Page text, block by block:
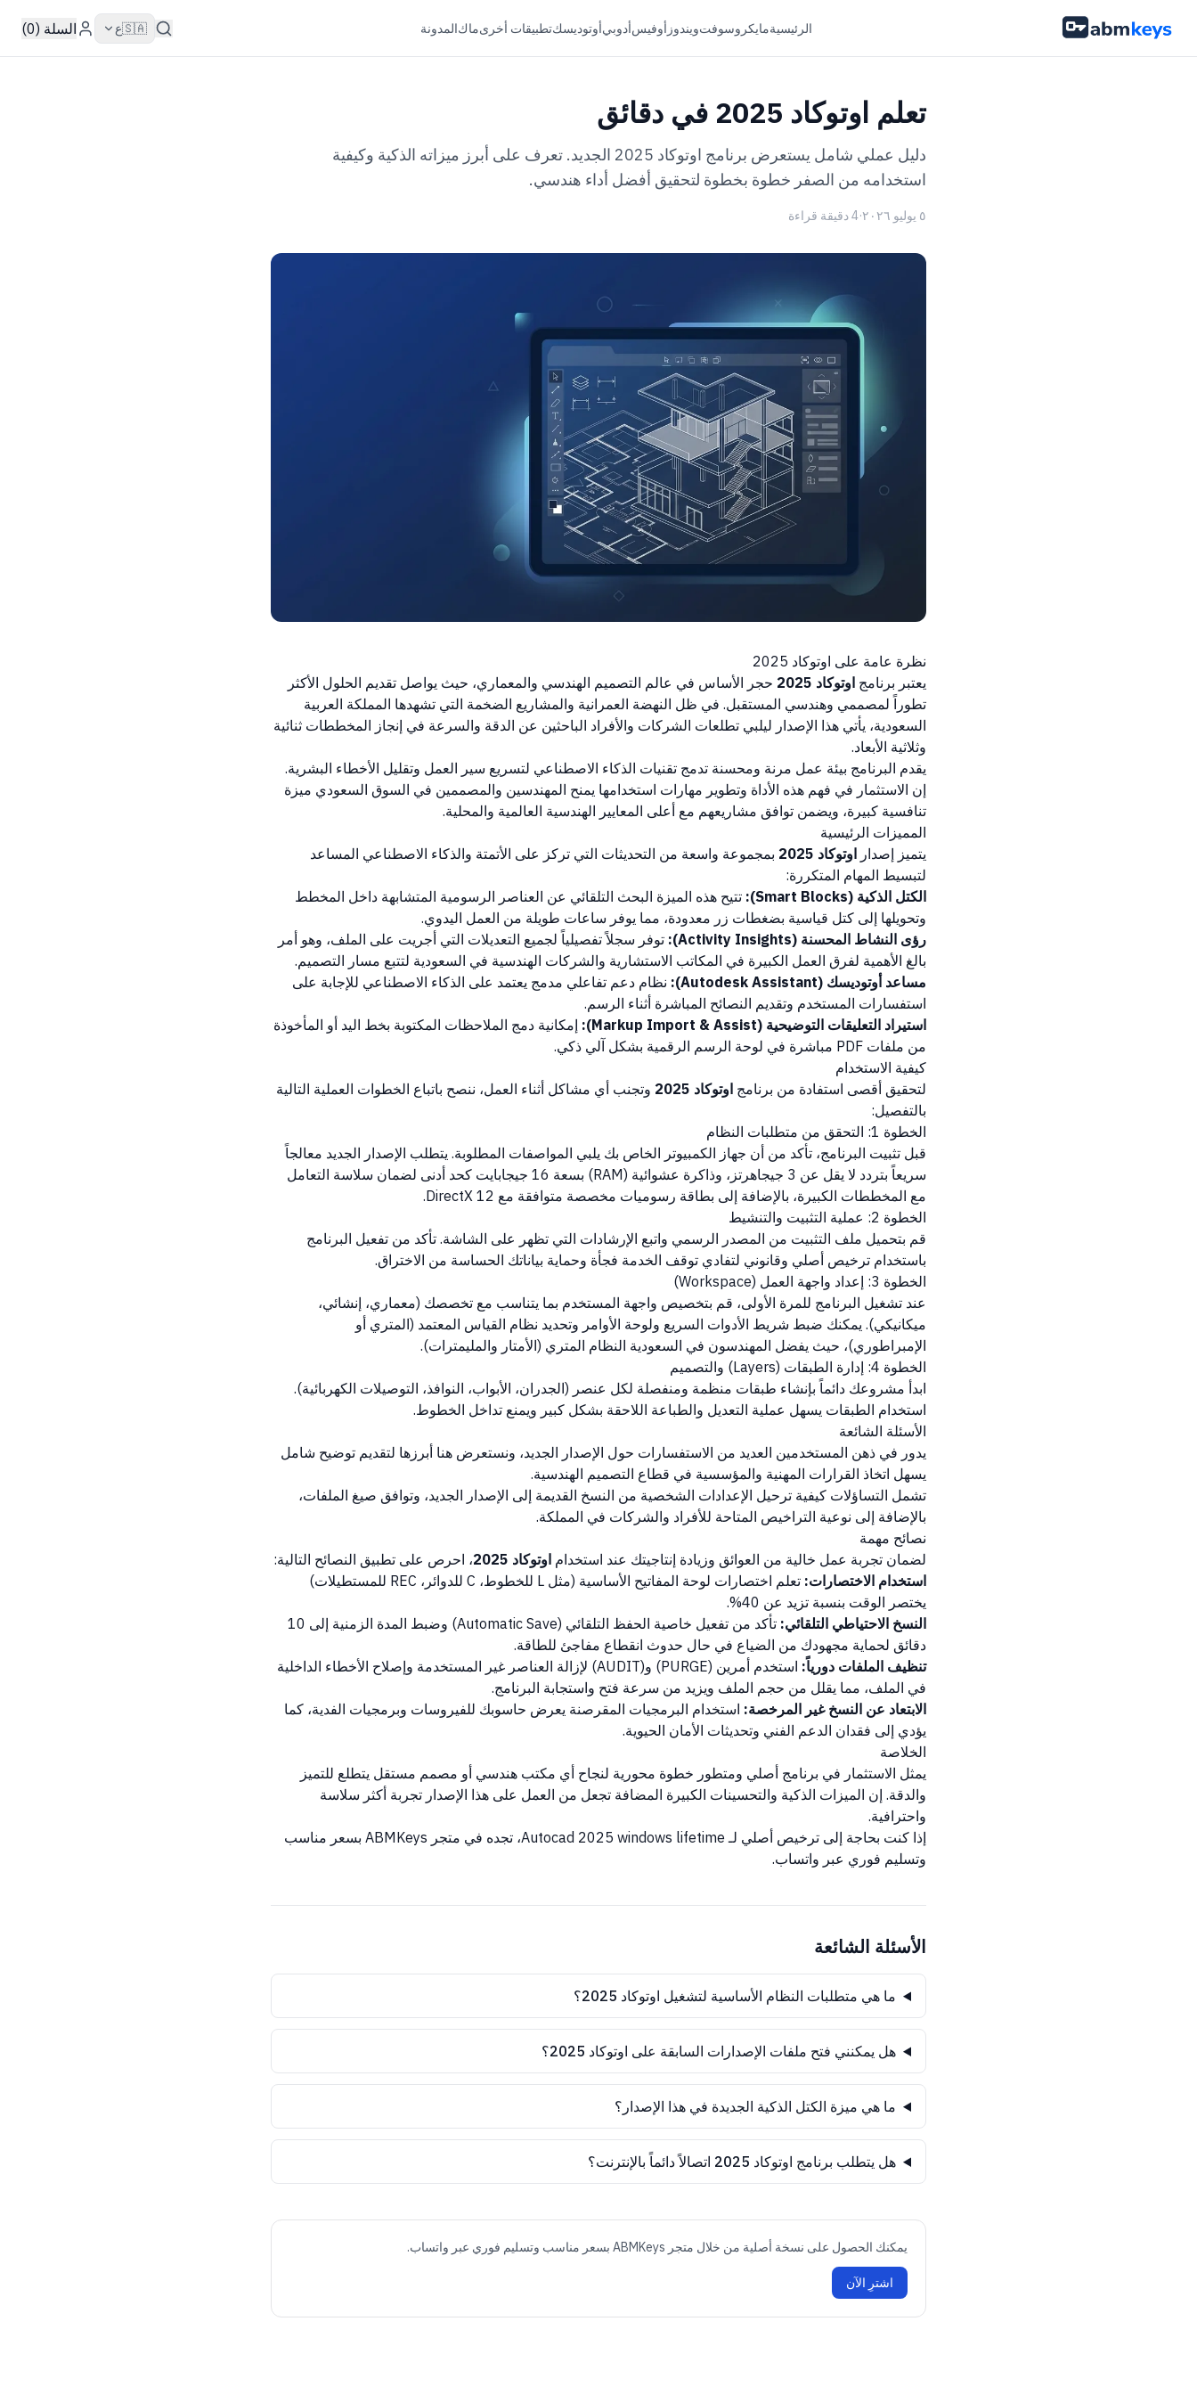
الرئيسيةمايكروسوفتويندوز أوفيسأدوبيأوتوديسكتطبيقات أخرىماكالمدونة 🇸🇦ع السلة (0)
تعلم اوتوكاد 2025 في دقائق
دليل عملي شامل يستعرض برنامج اوتوكاد 2025 الجديد. تعرف على أبرز ميزاته الذكية وكيفية
استخدامه من الصفر خطوة بخطوة لتحقيق أفضل أداء هندسي.
٥ يوليو ٢٠٢٦ ·4 دقيقة قراءة
نظرة عامة على اوتوكاد 2025
يعتبر برنامج اوتوكاد 2025
حجر الأساس في عالم التصميم الهندسي والمعماري، حيث يواصل تقديم الحلول الأكثر
تطوراً لمصممي وهندسي المستقبل. في ظل النهضة العمرانية والمشاريع الضخمة التي تشهدها المملكة العربية
السعودية، يأتي هذا الإصدار ليلبي تطلعات الشركات والأفراد الباحثين عن الدقة والسرعة في إنجاز المخططات ثنائية
وثلاثية الأبعاد.
يقدم البرنامج بيئة عمل مرنة ومحسنة تدمج تقنيات الذكاء الاصطناعي لتسريع سير العمل وتقليل الأخطاء البشرية.
إن الاستثمار في فهم هذه الأداة وتطوير مهارات استخدامها يمنح المهندسين والمصممين في السوق السعودي ميزة
تنافسية كبيرة، ويضمن توافق مشاريعهم مع أعلى المعايير الهندسية العالمية والمحلية.
المميزات الرئيسية
يتميز إصدار اوتوكاد 2025
بمجموعة واسعة من التحديثات التي تركز على الأتمتة والذكاء الاصطناعي المساعد
لتبسيط المهام المتكررة:
الكتل الذكية (Smart Blocks):
تتيح هذه الميزة البحث التلقائي عن العناصر الرسومية المتشابهة داخل المخطط
وتحويلها إلى كتل قياسية بضغطات زر معدودة، مما يوفر ساعات طويلة من العمل اليدوي.
رؤى النشاط المحسنة (Activity Insights):
توفر سجلاً تفصيلياً لجميع التعديلات التي أجريت على الملف، وهو أمر
بالغ الأهمية لفرق العمل الكبيرة في المكاتب الاستشارية والشركات الهندسية في السعودية لتتبع مسار التصميم.
مساعد أوتوديسك (Autodesk Assistant):
نظام دعم تفاعلي مدمج يعتمد على الذكاء الاصطناعي للإجابة على
استفسارات المستخدم وتقديم النصائح المباشرة أثناء الرسم.
استيراد التعليقات التوضيحية (Markup Import & Assist):
إمكانية دمج الملاحظات المكتوبة بخط اليد أو المأخوذة
من ملفات PDF مباشرة في لوحة الرسم الرقمية بشكل آلي ذكي.
كيفية الاستخدام
لتحقيق أقصى استفادة من برنامج اوتوكاد 2025
وتجنب أي مشاكل أثناء العمل، ننصح باتباع الخطوات العملية التالية
بالتفصيل:
الخطوة 1: التحقق من متطلبات النظام
قبل تثبيت البرنامج، تأكد من أن جهاز الكمبيوتر الخاص بك يلبي المواصفات المطلوبة. يتطلب الإصدار الجديد معالجاً
سريعاً بتردد لا يقل عن 3 جيجاهرتز، وذاكرة عشوائية (RAM) بسعة 16 جيجابايت كحد أدنى لضمان سلاسة التعامل
مع المخططات الكبيرة، بالإضافة إلى بطاقة رسوميات مخصصة متوافقة مع DirectX 12.
الخطوة 2: عملية التثبيت والتنشيط
قم بتحميل ملف التثبيت من المصدر الرسمي واتبع الإرشادات التي تظهر على الشاشة. تأكد من تفعيل البرنامج
باستخدام ترخيص أصلي وقانوني لتفادي توقف الخدمة فجأة وحماية بياناتك الحساسة من الاختراق.
الخطوة 3: إعداد واجهة العمل (Workspace)
عند تشغيل البرنامج للمرة الأولى، قم بتخصيص واجهة المستخدم بما يتناسب مع تخصصك (معماري، إنشائي،
ميكانيكي). يمكنك ضبط شريط الأدوات السريع ولوحة الأوامر وتحديد نظام القياس المعتمد (المتري أو
الإمبراطوري)، حيث يفضل المهندسون في السعودية النظام المتري (الأمتار والمليمترات).
الخطوة 4: إدارة الطبقات (Layers) والتصميم
ابدأ مشروعك دائماً بإنشاء طبقات منظمة ومنفصلة لكل عنصر (الجدران، الأبواب، النوافذ، التوصيلات الكهربائية).
استخدام الطبقات يسهل عملية التعديل والطباعة اللاحقة بشكل كبير ويمنع تداخل الخطوط.
الأسئلة الشائعة
يدور في ذهن المستخدمين العديد من الاستفسارات حول الإصدار الجديد، ونستعرض هنا أبرزها لتقديم توضيح شامل
يسهل اتخاذ القرارات المهنية والمؤسسية في قطاع التصميم الهندسية.
تشمل التساؤلات كيفية ترحيل الإعدادات الشخصية من النسخ القديمة إلى الإصدار الجديد، وتوافق صيغ الملفات،
بالإضافة إلى نوعية التراخيص المتاحة للأفراد والشركات في المملكة.
نصائح مهمة
لضمان تجربة عمل خالية من العوائق وزيادة إنتاجيتك عند استخدام اوتوكاد 2025
، احرص على تطبيق النصائح التالية:
استخدام الاختصارات:
تعلم اختصارات لوحة المفاتيح الأساسية (مثل L للخطوط، C للدوائر، REC للمستطيلات)
يختصر الوقت بنسبة تزيد عن 40%.
النسخ الاحتياطي التلقائي:
تأكد من تفعيل خاصية الحفظ التلقائي (Automatic Save) وضبط المدة الزمنية إلى 10
دقائق لحماية مجهودك من الضياع في حال حدوث انقطاع مفاجئ للطاقة.
تنظيف الملفات دورياً:
استخدم أمرين (PURGE) و(AUDIT) لإزالة العناصر غير المستخدمة وإصلاح الأخطاء الداخلية
في الملف، مما يقلل من حجم الملف ويزيد من سرعة فتح واستجابة البرنامج.
الابتعاد عن النسخ غير المرخصة: استخدام البرمجيات المقرصنة يعرض حاسوبك للفيروسات وبرمجيات الفدية، كما
يؤدي إلى فقدان الدعم الفني وتحديثات الأمان الحيوية.
الخلاصة
يمثل الاستثمار في برنامج أصلي ومتطور خطوة محورية لنجاح أي مكتب هندسي أو مصمم مستقل يتطلع للتميز
والدقة. إن الميزات الذكية والتحسينات الكبيرة المضافة تجعل من العمل على هذا الإصدار تجربة أكثر سلاسة
واحترافية.
إذا كنت بحاجة إلى ترخيص أصلي لـ Autocad 2025 windows lifetime، تجده في متجر ABMKeys بسعر مناسب
وتسليم فوري عبر واتساب.
الأسئلة الشائعة
ما هي متطلبات النظام الأساسية لتشغيل اوتوكاد 2025؟
هل يمكنني فتح ملفات الإصدارات السابقة على اوتوكاد 2025؟
ما هي ميزة الكتل الذكية الجديدة في هذا الإصدار؟
هل يتطلب برنامج اوتوكاد 2025 اتصالاً دائماً بالإنترنت؟
يمكنك الحصول على نسخة أصلية من خلال متجر ABMKeys بسعر مناسب وتسليم فوري عبر واتساب.
اشترِ الآن